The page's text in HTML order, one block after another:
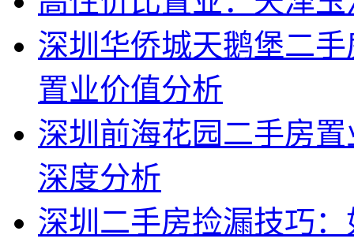
深圳华侨城天鹅堡二
置业价值分析
深圳前海花园二手房
深度分析
深圳二手房捡漏技巧